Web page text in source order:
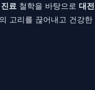
료 철학을 바탕으로 대
고리를 끊어내고 건강